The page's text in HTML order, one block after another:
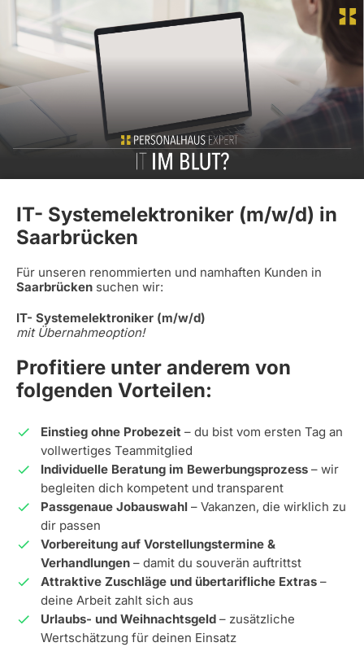
IT- Systemelektroniker (m/w/d) in
Saarbrücken
Für unseren renommierten und namhaften Kunden in
Saarbrücken suchen wir:
IT- Systemelektroniker (m/w/d)
mit Übernahmeoption!
Profitiere unter anderem von
folgenden Vorteilen:
Einstieg ohne Probezeit – du bist vom ersten Tag an
vollwertiges Teammitglied
Individuelle Beratung im Bewerbungsprozess – wir
begleiten dich kompetent und transparent
Passgenaue Jobauswahl – Vakanzen, die wirklich zu
dir passen
Vorbereitung auf Vorstellungstermine &
Verhandlungen – damit du souverän auftrittst
Attraktive Zuschläge und übertarifliche Extras –
deine Arbeit zahlt sich aus
Urlaubs- und Weihnachtsgeld – zusätzliche
Wertschätzung für deinen Einsatz